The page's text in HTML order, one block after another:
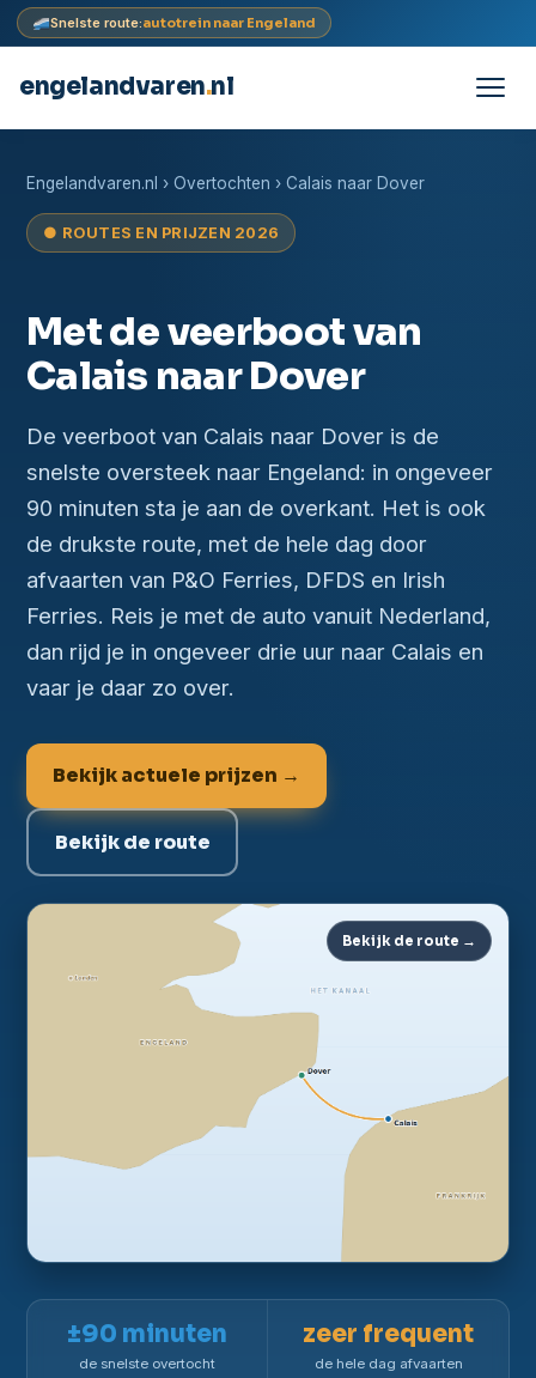
Snelste route:autotrein naar Engeland
engelandvaren.nl
naar
inhoud
Engelandvaren.nl › Overtochten › Calais naar Dover
● ROUTES EN PRIJZEN 2026
Met de veerboot van
Calais naar Dover
De veerboot van Calais naar Dover is de
snelste oversteek naar Engeland: in ongeveer
90 minuten sta je aan de overkant. Het is ook
de drukste route, met de hele dag door
afvaarten van P&O Ferries, DFDS en Irish
Ferries. Reis je met de auto vanuit Nederland,
dan rijd je in ongeveer drie uur naar Calais en
vaar je daar zo over.
Bekijk actuele prijzen →
Bekijk de route
Bekijk de route →
±90 minuten
de snelste overtocht
zeer frequent
de hele dag afvaarten